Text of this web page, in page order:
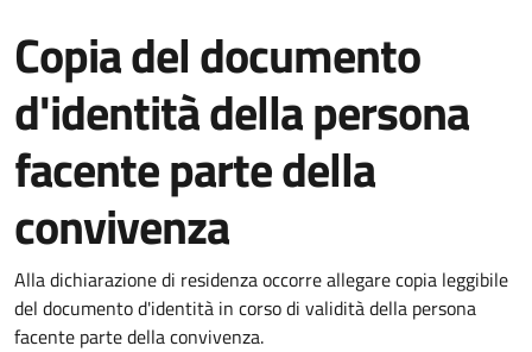
Copia del documento
d'identità della persona
facente parte della
convivenza
Alla dichiarazione di residenza occorre allegare copia leggibile
del documento d'identità in corso di validità della persona
facente parte della convivenza.